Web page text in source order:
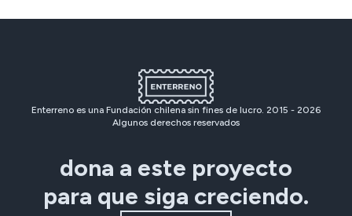
Enterreno es una Fundación chilena sin fines de lucro. 2015 - 2026
Algunos derechos reservados
dona a este proyecto
para que siga creciendo.